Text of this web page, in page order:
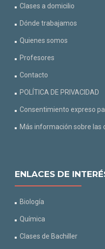
Clases a domicilio
Dónde trabajamos
Quienes somos
Profesores
Contacto
POLÍTICA DE PRIVACIDAD
Consentimiento expreso
Más información sobre las
ENLACES DE
Biología
Química
Clases de Bachiller